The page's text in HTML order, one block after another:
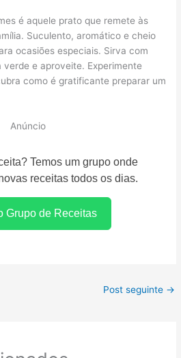
é aquele prato que remete às
Suculento, aromático e cheio
ocasiões especiais. Sirva com
e aproveite. Experimente
como é gratificante preparar um
Anúncio
Temos um grupo onde
receitas todos os dias.
Grupo de Receitas
Post seguinte →